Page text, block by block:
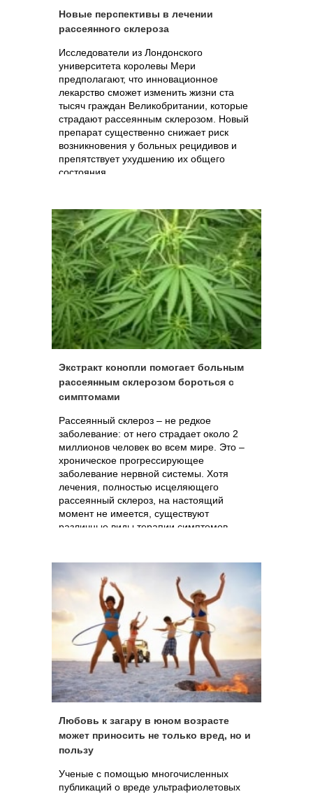
Новые перспективы в лечении
рассеянного склероза
Исследователи из Лондонского
университета королевы Мери
предполагают, что инновационное
лекарство сможет изменить жизни ста
тысяч граждан Великобритании, которые
страдают рассеянным склерозом. Новый
препарат существенно снижает риск
возникновения у больных рецидивов и
препятствует ухудшению их общего
состояния.
Экстракт конопли помогает больным
рассеянным склерозом бороться с
симптомами
Рассеянный склероз – не редкое
заболевание: от него страдает около 2
миллионов человек во всем мире. Это –
хроническое прогрессирующее
заболевание нервной системы. Хотя
лечения, полностью исцеляющего
рассеянный склероз, на настоящий
момент не имеется, существуют
различные виды терапии симптомов,
информацию о том, что экстракт конопли
может снижать мышечную спастичность у
больных.
Любовь к загару в юном возрасте
может приносить не только вред, но и
пользу
Ученые с помощью многочисленных
публикаций о вреде ультрафиолетовых